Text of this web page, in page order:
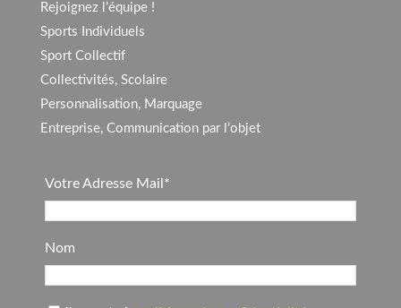
Rejoignez l’équipe !
Sports Individuels
Sport Collectif
Collectivités, Scolaire
Personnalisation, Marquage
Entreprise, Communication par l’objet
Votre Adresse Mail*
Nom